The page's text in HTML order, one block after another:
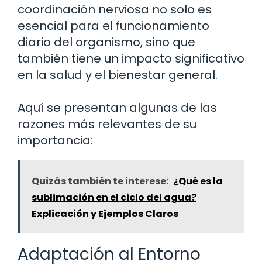
coordinación nerviosa no solo es
esencial para el funcionamiento
diario del organismo, sino que
también tiene un impacto significativo
en la salud y el bienestar general.
Aquí se presentan algunas de las
razones más relevantes de su
importancia:
Quizás también te interese: ¿Qué es la
sublimación en el ciclo del agua?
Explicación y Ejemplos Claros
Adaptación al Entorno